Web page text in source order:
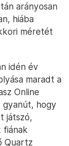
arányosan
hiába
méretét
idén év
maradt a
Online
gyanút, hogy
játszó,
fiának
Quartz